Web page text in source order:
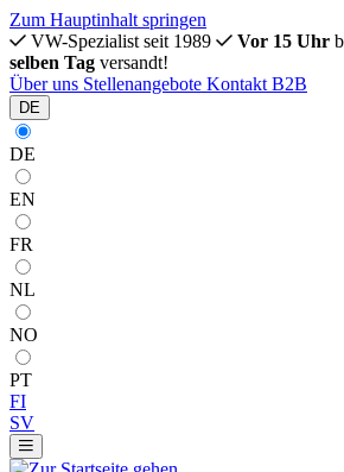
Zum Hauptinhalt springen
VW-Spezialist seit 1989
Vor 15 Uhr
selben Tag versandt!
Über uns Stellenangebote Kontakt B2B
DE
DE
EN
FR
NL
NO
PT
FI
SV